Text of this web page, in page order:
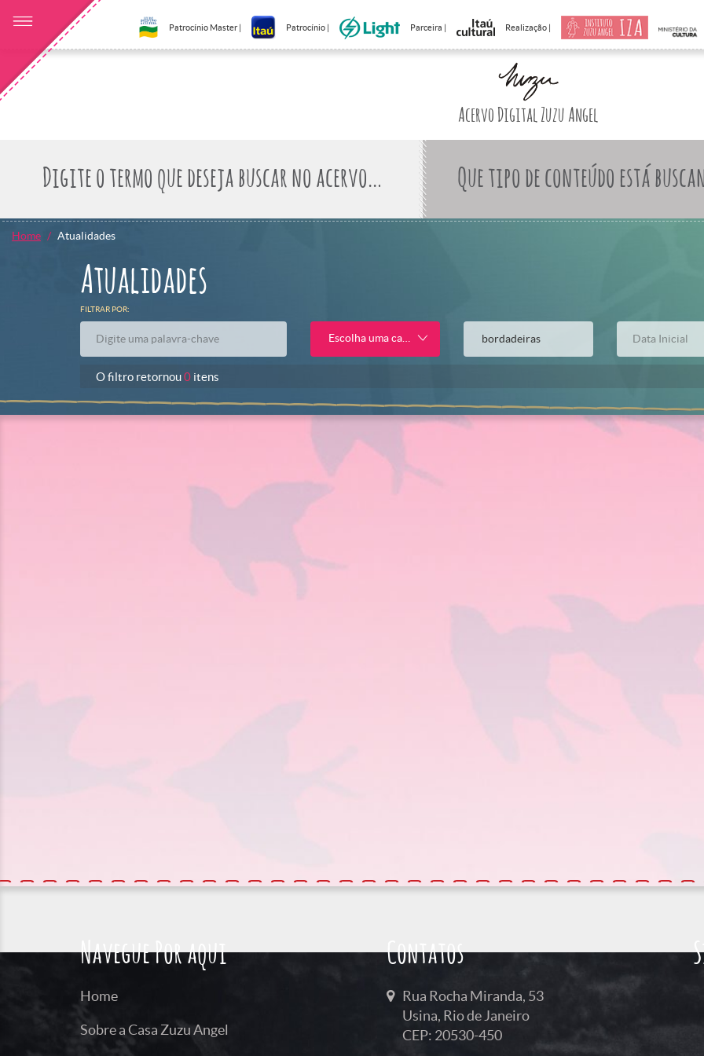
Patrocínio Master | Patrocínio | Parceira | Realização |
Acervo Digital Zuzu Angel
Que tipo de conteúdo está
Home Atualidades
Atualidades
FILTRAR POR:
Escolha uma categoria
O filtro retornou0 itens
Navegue Por aqui
Home
Sobre a Casa Zuzu Angel
Contatos
Rua Rocha Miranda, 53
Usina, Rio de Janeiro
CEP: 20530-450